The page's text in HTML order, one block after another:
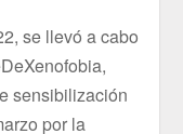
se llevó a cabo
sensibilización
por la